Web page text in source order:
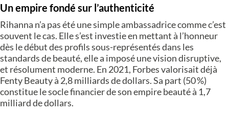
Un empire fondé sur l’authenticité
Rihanna n’a pas été une simple ambassadrice comme c’est
souvent le cas. Elle s’est investie en mettant à l’honneur
dès le début des profils sous-représentés dans les
standards de beauté, elle a imposé une vision disruptive,
et résolument moderne. En 2021, Forbes valorisait déjà
Fenty Beauty à 2,8 milliards de dollars. Sa part (50 %)
constitue le socle financier de son empire beauté à 1,7
milliard de dollars.